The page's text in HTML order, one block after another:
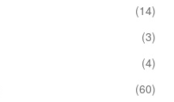
(14)
(3)
(4)
(60)